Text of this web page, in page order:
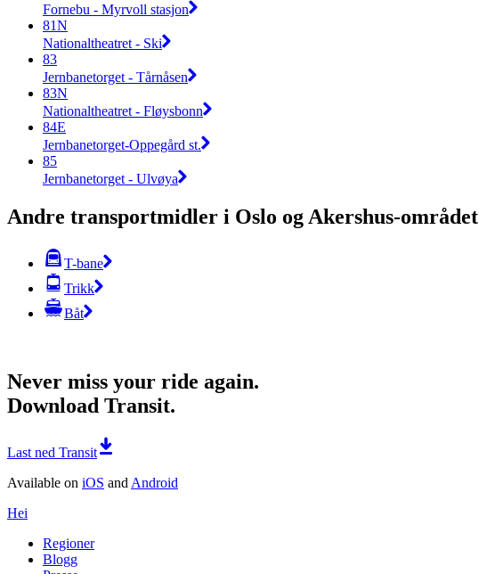
Fornebu - Myrvoll stasjon
81N
Nationaltheatret - Ski
83
Jernbanetorget - Tårnåsen
83N
Nationaltheatret - Fløysbonn
84E
Jernbanetorget-Oppegård st.
85
Jernbanetorget - Ulvøya
Andre transportmidler i Oslo og Akershus-området
T-bane
Trikk
Båt
Never miss your ride again.
Download Transit.
Last ned Transit
Available on iOS and Android
Hei
Regioner
Blogg